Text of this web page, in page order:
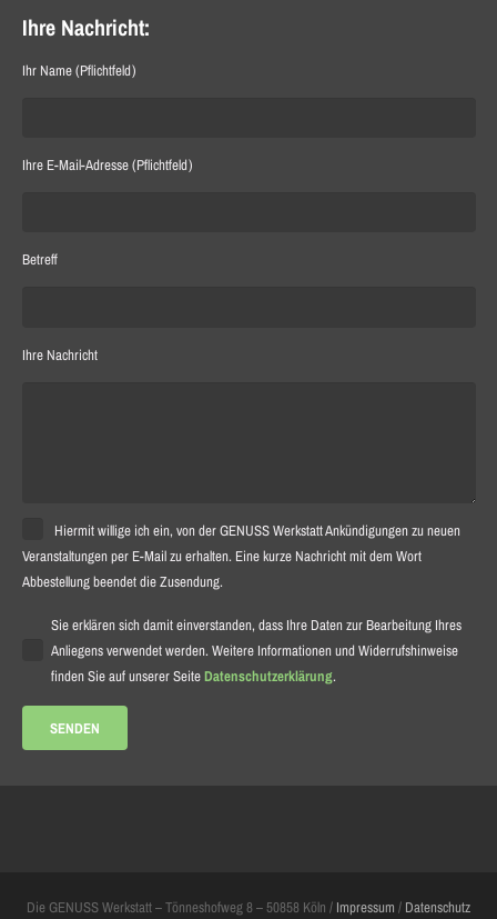
Ihre Nachricht:
Ihr Name (Pflichtfeld)
Ihre E-Mail-Adresse (Pflichtfeld)
Betreff
Ihre Nachricht
Hiermit willige ich ein, von der GENUSS Werkstatt Ankündigungen zu neuen
Veranstaltungen per E-Mail zu erhalten. Eine kurze Nachricht mit dem Wort
Abbestellung beendet die Zusendung.
Sie erklären sich damit einverstanden, dass Ihre Daten zur Bearbeitung Ihres
Anliegens verwendet werden. Weitere Informationen und Widerrufshinweise
finden Sie auf unserer SeiteDatenschutzerklärung.
Die GENUSS Werkstatt – Tönneshofweg 8 – 50858 Köln / Impressum / Datenschutz